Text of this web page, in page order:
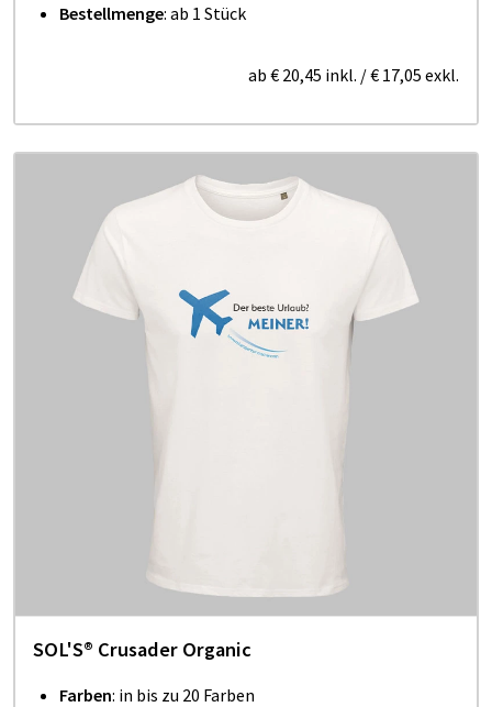
Bestellmenge: ab 1 Stück
ab € 20,45 inkl. /€ 17,05 exkl.
SOL'S® Crusader Organic
Farben: in bis zu 20 Farben